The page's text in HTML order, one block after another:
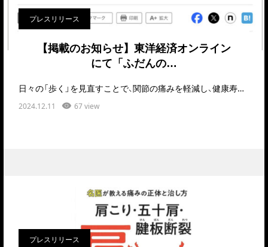
プレスリリース
【掲載のお知らせ】東洋経済オンライン
にて「ふだんの…
日々の「歩く」を見直すことで、関節の痛みを軽減し、健康寿命を伸ばせるとしたら――そんな実践的なヒ…
2024.12.11 67 view
プレスリリース